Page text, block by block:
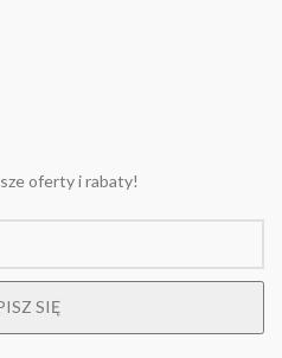
oferty i rabaty!